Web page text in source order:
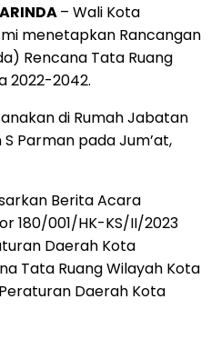
– Wali Kota
menetapkan Rancangan
Rencana Tata Ruang
2022-2042.
di Rumah Jabatan
Parman pada Jum’at,
Berita Acara
180/001/HK-KS/II/2023
Daerah Kota
Tata Ruang Wilayah Kota
Daerah Kota